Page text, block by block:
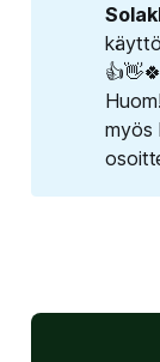
👍👋🍀
myös